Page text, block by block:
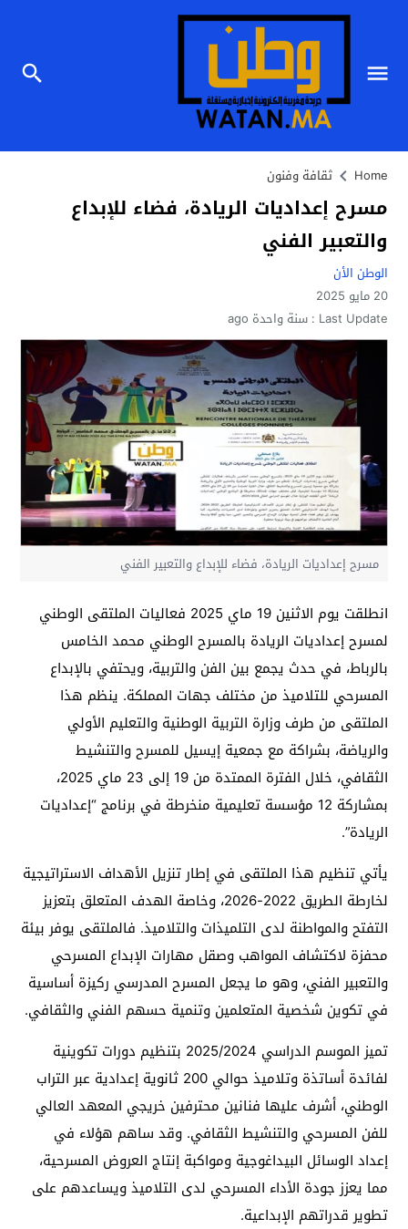
Home ثقافة وفنون
مسرح إعداديات الريادة، فضاء للإبداع
والتعبير الفني
الوطن الأن
20 مايو 2025
Last Update : سنة واحدة ago
مسرح إعداديات الريادة، فضاء للإبداع والتعبير الفني
انطلقت يوم الاثنين 19 ماي 2025 فعاليات الملتقى الوطني
لمسرح إعداديات الريادة بالمسرح الوطني محمد الخامس
بالرباط، في حدث يجمع بين الفن والتربية، ويحتفي بالإبداع
المسرحي للتلاميذ من مختلف جهات المملكة. ينظم هذا
الملتقى من طرف وزارة التربية الوطنية والتعليم الأولي
والرياضة، بشراكة مع جمعية إيسيل للمسرح والتنشيط
الثقافي، خلال الفترة الممتدة من 19 إلى 23 ماي 2025،
بمشاركة 12 مؤسسة تعليمية منخرطة في برنامج “إعداديات
الريادة”.
يأتي تنظيم هذا الملتقى في إطار تنزيل الأهداف الاستراتيجية
لخارطة الطريق 2022-2026، وخاصة الهدف المتعلق بتعزيز
التفتح والمواطنة لدى التلميذات والتلاميذ. فالملتقى يوفر بيئة
محفزة لاكتشاف المواهب وصقل مهارات الإبداع المسرحي
والتعبير الفني، وهو ما يجعل المسرح المدرسي ركيزة أساسية
في تكوين شخصية المتعلمين وتنمية حسهم الفني والثقافي.
تميز الموسم الدراسي 2025/2024 بتنظيم دورات تكوينية
لفائدة أساتذة وتلاميذ حوالي 200 ثانوية إعدادية عبر التراب
الوطني، أشرف عليها فنانين محترفين خريجي المعهد العالي
للفن المسرحي والتنشيط الثقافي. وقد ساهم هؤلاء في
إعداد الوسائل البيداغوجية ومواكبة إنتاج العروض المسرحية،
مما يعزز جودة الأداء المسرحي لدى التلاميذ ويساعدهم على
تطوير قدراتهم الإبداعية.